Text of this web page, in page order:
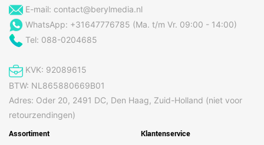
E-mail: contact@berylmedia.nl
WhatsApp: +31647776785 (Ma. t/m Vr. 09:00 - 14:00)
Tel: 088-0204685
KVK: 92089615
BTW: NL865880669B01
Adres: Oder 20, 2491 DC, Den Haag, Zuid-Holland (niet voor
retourzendingen)
Assortiment Klantenservice